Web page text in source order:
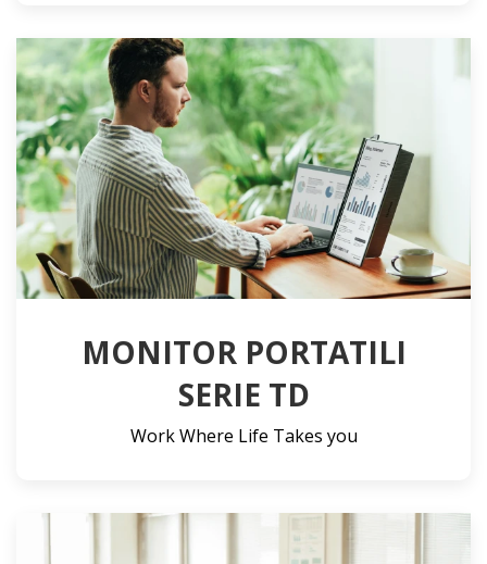
MONITOR PORTATILI
SERIE TD
Work Where Life Takes you